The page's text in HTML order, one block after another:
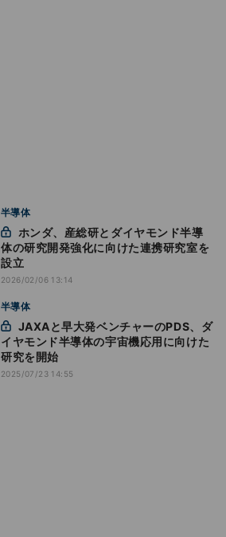
半導体
体の研究開発強化に向けた連携研究室を
設立
2026/02/06 13:14
半導体
イヤモンド半導体の宇宙機応用に向けた
研究を開始
2025/07/23 14:55